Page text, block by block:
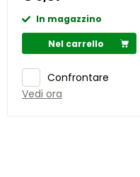
In magazzino
Nel carrello
Confrontare
Vedi ora